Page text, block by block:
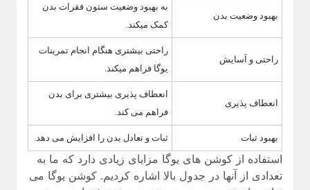
بهبود وضعیت بدن
به بهبود وضعیت ستون فقرات بدن
کمک میکند.
راحتی و آسایش
راحتی بیشتری هنگام انجام تمرینات
یوگا فراهم میکند.
انعطاف پذیری
انعظاف پذیری بیشتری برای بدن
فراهم می کند.
بهبود ثبات ثبات و تعادل بدن را افزایش می دهد.
استفاده از کوشن های یوگا مزایای زیادی دارد که ما به
تعدادی از آنها در جدول بالا اشاره کردیم. کوشن یوگا می